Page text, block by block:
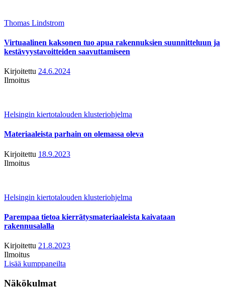
Thomas Lindstrom
Virtuaalinen kaksonen tuo apua rakennuksien suunnitteluun ja
kestävyystavoitteiden saavuttamiseen
Kirjoitettu 24.6.2024
Ilmoitus
Helsingin kiertotalouden klusteriohjelma
Materiaaleista parhain on olemassa oleva
Kirjoitettu 18.9.2023
Ilmoitus
Helsingin kiertotalouden klusteriohjelma
Parempaa tietoa kierrätysmateriaaleista kaivataan
rakennusalalla
Kirjoitettu 21.8.2023
Ilmoitus
Lisää kumppaneilta
Näkökulmat